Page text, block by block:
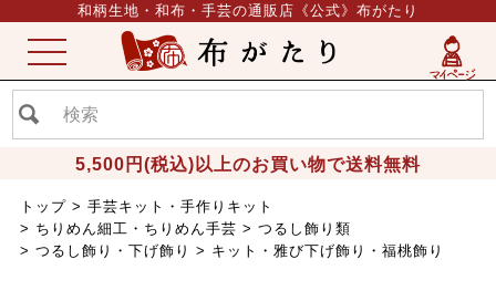
和柄生地・和布・手芸の通販店《公式》布がたり
5,500円(税込)以上のお買い物で送料無料
ME
NU
トップ
手芸キット・手作りキット
ちりめん細工・ちりめん手芸
つるし飾り類
つるし飾り・下げ飾り
キット・雅び下げ飾り・福桃飾り